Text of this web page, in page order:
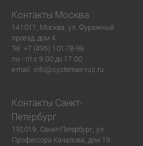
Контакты Москва
141011, Москва, ул. Фуражный
проезд, дом 4.
Tel: +7 (495) 101-78-98
пн - пт с 9:00 до 17:00
e-mail: info@systemair-rus.ru
Контакты Санкт-
Петербург
192019, Санкт-Петербург, ул.
Профессора Качалова, дом 19.